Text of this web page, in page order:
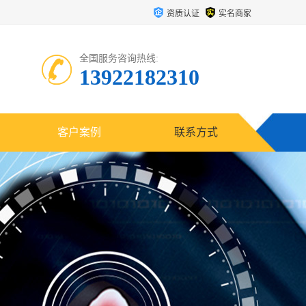
资质认证 实名商家
全国服务咨询热线:
13922182310
客户案例 联系方式